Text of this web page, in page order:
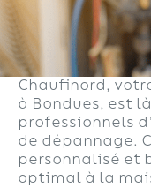
Chaufinord,
à Bondues, est
professionnels
de dépannage.
personnalisé et
optimal à la